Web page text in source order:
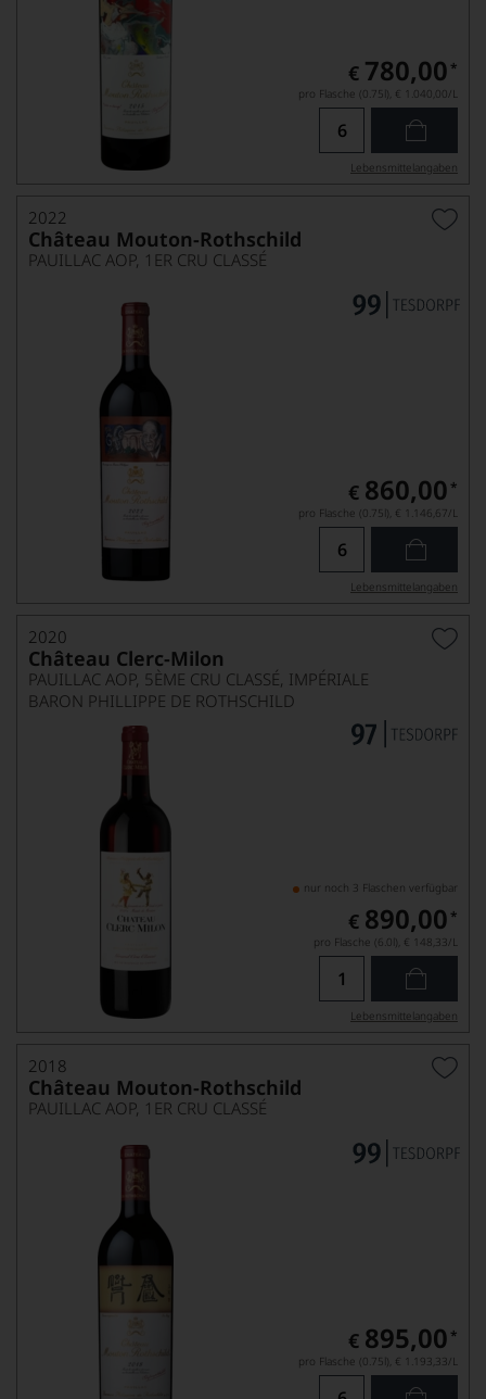
€ 780,00 *
pro Flasche (0.75l), € 1.040,00/L
Lebensmittel­angaben
2022
Château Mouton-Rothschild
PAUILLAC AOP, 1ER CRU CLASSÉ
€ 860,00 *
pro Flasche (0.75l), € 1.146,67/L
Lebensmittel­angaben
2020
Château Clerc-Milon
PAUILLAC AOP, 5ÈME CRU CLASSÉ, IMPÉRIALE
BARON PHILLIPPE DE ROTHSCHILD
nur noch 3 Flaschen verfügbar
€ 890,00 *
pro Flasche (6.0l), € 148,33/L
Lebensmittel­angaben
2018
Château Mouton-Rothschild
PAUILLAC AOP, 1ER CRU CLASSÉ
€ 895,00 *
pro Flasche (0.75l), € 1.193,33/L